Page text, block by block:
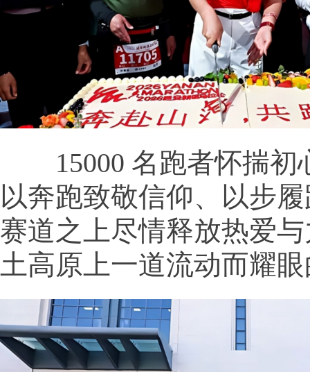
15000 名跑者怀揣初
以奔跑致敬信仰、以步
赛道之上尽情释放热爱
土高原上一道流动而耀